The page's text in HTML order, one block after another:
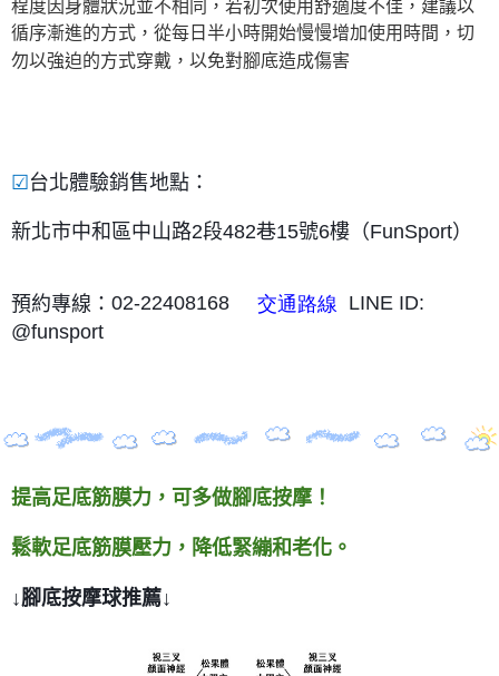
程度因身體狀況並不相同，若初次使用舒適度不佳，建議以
循序漸進的方式，從每日半小時開始慢慢增加使用時間，切
勿以強迫的方式穿戴，以免對腳底造成傷害
☑台北體驗銷售地點：
新北市中和區中山路2段482巷15號6樓（FunSport）
預約專線： 02-22408168 交通路線 LINE ID:
@funsport
提高足底筋膜力，可多做腳底按摩！
鬆軟足底筋膜壓力，降低緊繃和老化。
↓腳底按摩球推薦↓